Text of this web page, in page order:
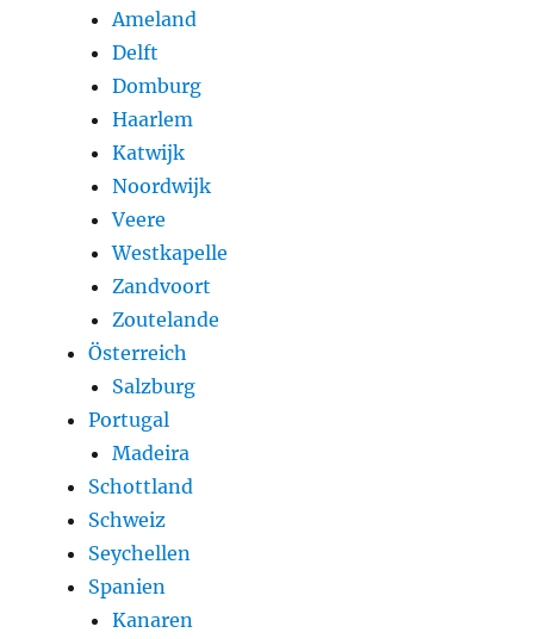
Ameland
Delft
Domburg
Haarlem
Katwijk
Noordwijk
Veere
Westkapelle
Zandvoort
Zoutelande
Österreich
Salzburg
Portugal
Madeira
Schottland
Schweiz
Seychellen
Spanien
Kanaren